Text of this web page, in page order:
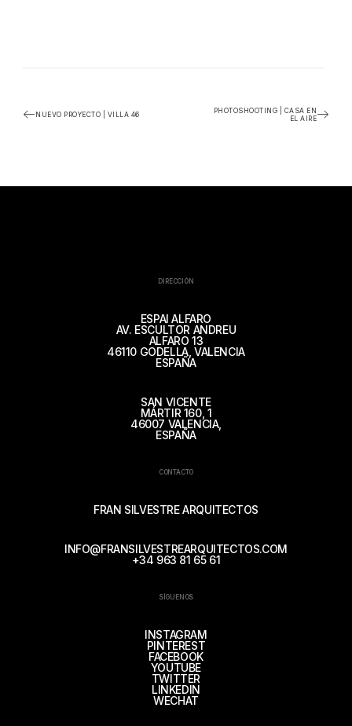
NUEVO PROYECTO | VILLA 46
PHOTOSHOOTING | CASA EN
EL AIRE
DIRECCIÓN
ESPAI ALFARO
AV. ESCULTOR ANDREU
ALFARO 13
46110 GODELLA, VALENCIA
ESPAÑA
SAN VICENTE
MÁRTIR 160, 1
46007 VALENCIA,
ESPAÑA
CONTACTO
FRAN SILVESTRE ARQUITECTOS
INFO@FRANSILVESTREARQUITECTOS.COM
+34 963 81 65 61
SÍGUENOS
INSTAGRAM
PINTEREST
FACEBOOK
YOUTUBE
TWITTER
LINKEDIN
WECHAT